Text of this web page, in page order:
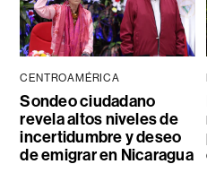
CENTROAMÉRICA
Sondeo ciudadano
revela altos niveles de
incertidumbre y deseo
de emigrar en Nicaragua